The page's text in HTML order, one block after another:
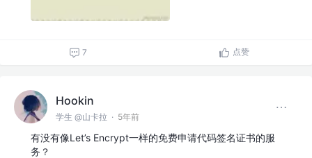
7 点赞
Hookin
学生 @山卡拉 · 5年前
有没有像Let’s Encrypt一样的免费申请代码签名证书的服
务？